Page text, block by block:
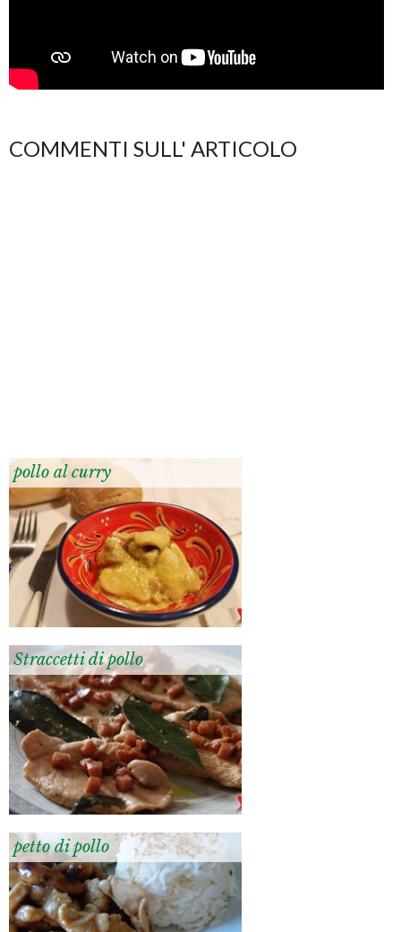
COMMENTI SULL' ARTICOLO
pollo al curry
Straccetti di pollo
petto di pollo